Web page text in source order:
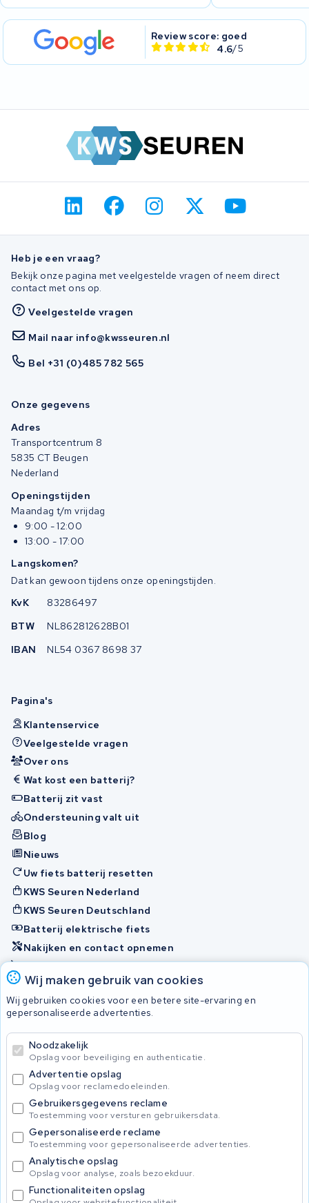
Wij maken gebruik van cookies
Wij gebruiken cookies voor een betere site-ervaring en
gepersonaliseerde advertenties.
Noodzakelijk
Opslag voor beveiliging en authenticatie.
Advertentie opslag
Opslag voor reclamedoeleinden.
Gebruikersgegevens reclame
Toestemming voor versturen gebruikersdata.
Gepersonaliseerde reclame
Toestemming voor gepersonaliseerde advertenties.
Analytische opslag
Opslag voor analyse, zoals bezoekduur.
Functionaliteiten opslag
Review score: goed
4.6/5
Heb je een vraag?
Bekijk onze pagina met veelgestelde vragen of neem direct
contact met ons op.
Veelgestelde vragen
Mail naar info@kwsseuren.nl
Bel +31 (0)485 782 565
Onze gegevens
Adres
Transportcentrum 8
5835 CT Beugen
Nederland
Openingstijden
Maandag t/m vrijdag
9:00 - 12:00
13:00 - 17:00
Langskomen?
Dat kan gewoon tijdens onze openingstijden.
KvK
83286497
BTW
NL862812628B01
IBAN
NL54 0367 8698 37
Pagina's
Klantenservice
Veelgestelde vragen
Over ons
Wat kost een batterij?
Batterij zit vast
Ondersteuning valt uit
Blog
Nieuws
Uw fiets batterij resetten
KWS Seuren Nederland
KWS Seuren Deutschland
Batterij elektrische fiets
Nakijken en contact opnemen
Onherstelbaar
Accu's
© 2026 KWS Seuren
Algemene voorwaarden
Privacy Policy